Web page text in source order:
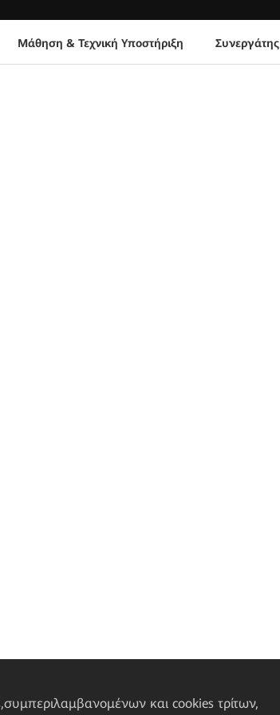
Μάθηση & Τεχνική Υποστήριξη Συνεργάτης
και cookies τρίτων,